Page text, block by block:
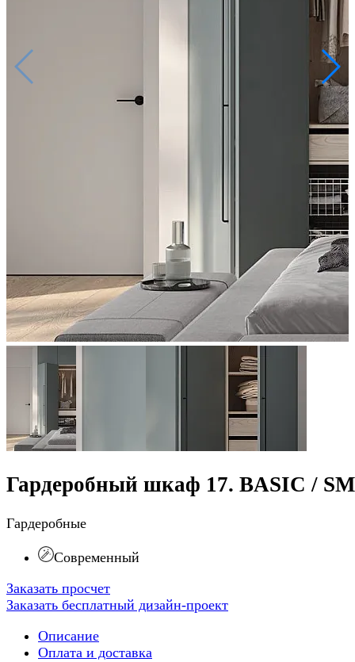
Гардеробный шкаф 17. BASIC /
Гардеробные
Современный
Заказать просчет
Заказать бесплатный дизайн-проект
Описание
Оплата и доставка